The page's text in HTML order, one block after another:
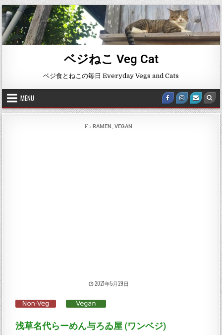
ベジねこ Veg Cat
ベジ食とねこの毎日 Everyday Vegs and Cats
MENU
RAMEN VEGAN
2021年5月29日
浅草名代らーめん与ろゐ屋 (ワンベジ)